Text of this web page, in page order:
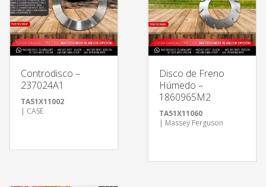
Controdisco –
237024A1
TA51X11002
| CASE
Disco de Freno
Húmedo –
1860965M2
TA51X11060
| Massey Ferguson